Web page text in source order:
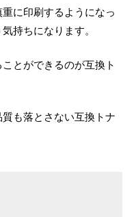
に印刷するようになっ
持ちになります。
とができるのが互換ト
も落とさない互換トナ